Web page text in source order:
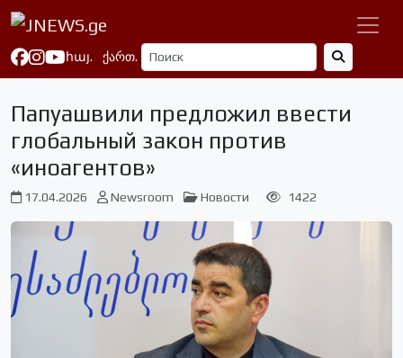
հայ. ქართ.
Папуашвили предложил ввести
глобальный закон против
«иноагентов»
17.04.2026 Newsroom Новости 1422